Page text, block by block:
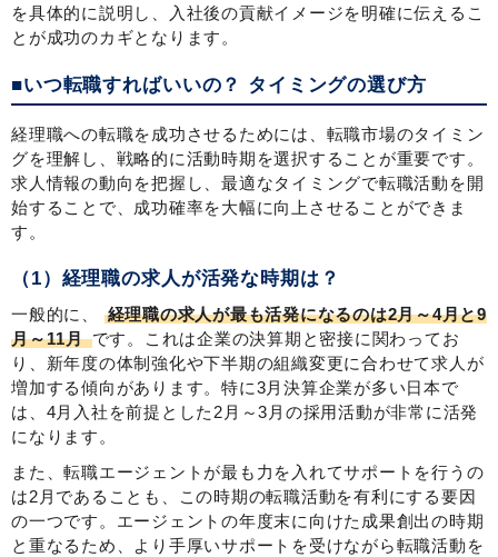
を具体的に説明し、入社後の貢献イメージを明確に伝えるこ
とが成功のカギとなります。
■いつ転職すればいいの？ タイミングの選び方
経理職への転職を成功させるためには、転職市場のタイミン
グを理解し、戦略的に活動時期を選択することが重要です。
求人情報の動向を把握し、最適なタイミングで転職活動を開
始することで、成功確率を大幅に向上させることができま
す。
（1）経理職の求人が活発な時期は？
一般的に、
経理職の求人が最も活発になるのは2月～4月と9
月～11月です。これは企業の決算期と密接に関わってお
り、新年度の体制強化や下半期の組織変更に合わせて求人が
増加する傾向があります。特に3月決算企業が多い日本で
は、4月入社を前提とした2月～3月の採用活動が非常に活発
になります。
また、転職エージェントが最も力を入れてサポートを行うの
は2月であることも、この時期の転職活動を有利にする要因
の一つです。エージェントの年度末に向けた成果創出の時期
と重なるため、より手厚いサポートを受けながら転職活動を